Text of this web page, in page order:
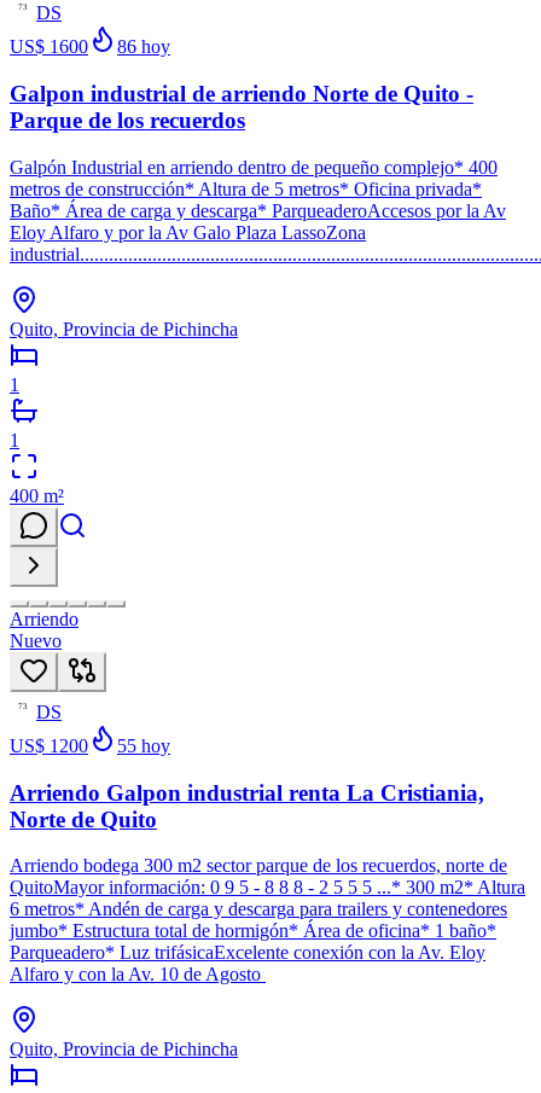
73
DS
US$ 1600
86 hoy
Galpon industrial de arriendo Norte de Quito -
Parque de los recuerdos
Galpón Industrial en arriendo dentro de pequeño complejo* 400
metros de construcción* Altura de 5 metros* Oficina privada*
Baño* Área de carga y descarga* ParqueaderoAccesos por la Av
Eloy Alfaro y por la Av Galo Plaza LassoZona
Quito, Provincia de Pichincha
1
1
400 m²
Arriendo
Nuevo
73
DS
US$ 1200
55 hoy
Arriendo Galpon industrial renta La Cristiania,
Norte de Quito
Arriendo bodega 300 m2 sector parque de los recuerdos, norte de
QuitoMayor información: 0 9 5 - 8 8 8 - 2 5 5 5 ...* 300 m2* Altura
6 metros* Andén de carga y descarga para trailers y contenedores
jumbo* Estructura total de hormigón* Área de oficina* 1 baño*
Parqueadero* Luz trifásicaExcelente conexión con la Av. Eloy
Alfaro y con la Av. 10 de Agosto
Quito, Provincia de Pichincha